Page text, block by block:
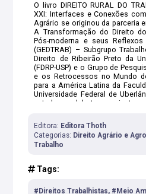
O livro DIREITO RURAL DO
XXI: Interfaces e Conexões
Agrário se originou da parceria
A Transformação do Direito
Pós-moderna e seus
(GEDTRAB) – Subgrupo
Direito de Ribeirão Preto da
(FDRP-USP) e o Grupo de
e os Retrocessos no Mundo
para a América Latina da
Universidade Federal de
estudos e debates conjuntos
contemporaneidade.
significativas
tempos, os pesquisadores
atualíssimas envolvendo os
dialogando com questões
conformando, assim, a
Trabalho. Após exitosas
Editora: Editora Thoth
Categorias: Direito Agrário e
Trabalho
Tags:
#Direitos Trabalhistas, #Meio